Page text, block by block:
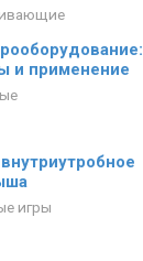
и применение
игры